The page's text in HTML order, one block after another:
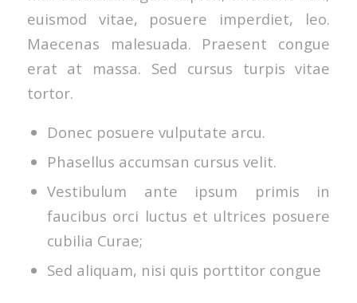
euismod vitae, posuere imperdiet, leo.
Maecenas malesuada. Praesent congue
erat at massa. Sed cursus turpis vitae
tortor.
Donec posuere vulputate arcu.
Phasellus accumsan cursus velit.
Vestibulum ante ipsum primis in
faucibus orci luctus et ultrices posuere
cubilia Curae;
Sed aliquam, nisi quis porttitor congue